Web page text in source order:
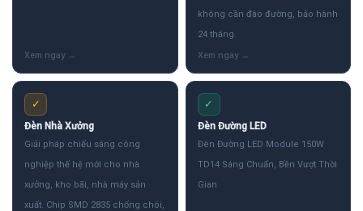
không cần đào đường, bảo hành
24 tháng.
✓
Đèn Nhà Xưởng
Giải pháp chiếu sáng công
nghiệp thế hệ mới cho nhà
xưởng, kho bãi, nhà máy sản
xuất. Chip SMD 2835 chống chói,
✓
Đèn Đường LED
Đèn Đường LED Module 150W
TD14 Sáng Chuẩn, Bền Vượt Thời
Gian